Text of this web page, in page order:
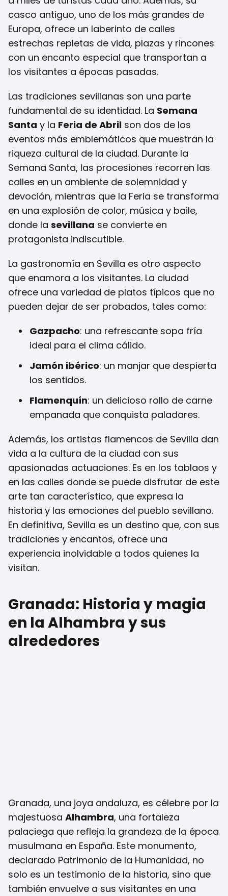
casco antiguo, uno de los más grandes de
Europa, ofrece un laberinto de calles
estrechas repletas de vida, plazas y rincones
con un encanto especial que transportan a
los visitantes a épocas pasadas.
Las tradiciones sevillanas son una parte
fundamental de su identidad. La Semana
Santa y la Feria de Abril son dos de los
eventos más emblemáticos que muestran la
riqueza cultural de la ciudad. Durante la
Semana Santa, las procesiones recorren las
calles en un ambiente de solemnidad y
devoción, mientras que la Feria se transforma
en una explosión de color, música y baile,
donde la sevillana se convierte en
protagonista indiscutible.
La gastronomía en Sevilla es otro aspecto
que enamora a los visitantes. La ciudad
ofrece una variedad de platos típicos que no
pueden dejar de ser probados, tales como:
Gazpacho: una refrescante sopa fría
ideal para el clima cálido.
Jamón ibérico: un manjar que despierta
los sentidos.
Flamenquín: un delicioso rollo de carne
empanada que conquista paladares.
Además, los artistas flamencos de Sevilla dan
vida a la cultura de la ciudad con sus
apasionadas actuaciones. Es en los tablaos y
en las calles donde se puede disfrutar de este
arte tan característico, que expresa la
historia y las emociones del pueblo sevillano.
En definitiva, Sevilla es un destino que, con sus
tradiciones y encantos, ofrece una
experiencia inolvidable a todos quienes la
visitan.
Granada: Historia y magia
en la Alhambra y sus
alrededores
Granada, una joya andaluza, es célebre por la
majestuosa Alhambra, una fortaleza
palaciega que refleja la grandeza de la época
musulmana en España. Este monumento,
declarado Patrimonio de la Humanidad, no
solo es un testimonio de la historia, sino que
también envuelve a sus visitantes en una